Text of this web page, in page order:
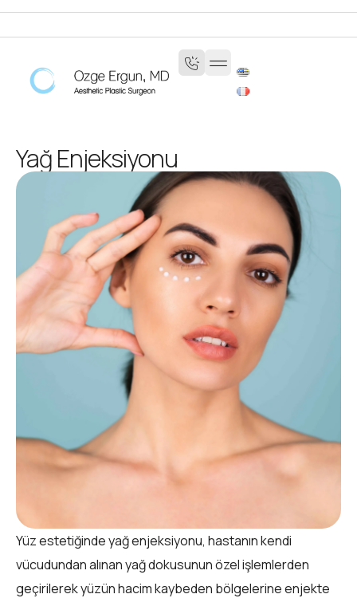
Yağ Enjeksiyonu
Yüz estetiğinde yağ enjeksiyonu, hastanın kendi
vücudundan alınan yağ dokusunun özel işlemlerden
geçirilerek yüzün hacim kaybeden bölgelerine enjekte